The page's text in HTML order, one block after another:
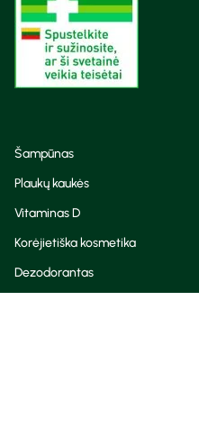
Šampūnas
Plaukų kaukės
Vitaminas D
Korėjietiška kosmetika
Dezodorantas